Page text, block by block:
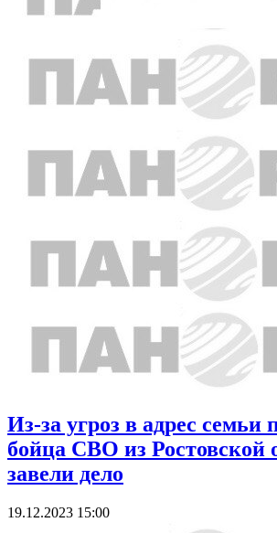
Из-за угроз в адрес семьи
бойца СВО из Ростовской
завели дело
19.12.2023 15:00